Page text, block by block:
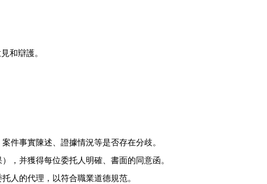
和辯護。
件事實陳述、證據情況等是否存在分歧。
，并獲得每位委托人明確、書面的同意函。
人的代理，以符合職業道德規范。